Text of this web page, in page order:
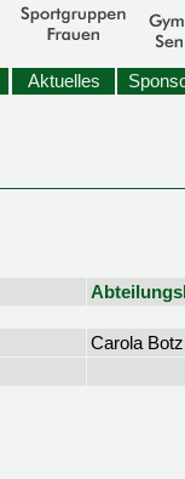
Aktuelles
Carola